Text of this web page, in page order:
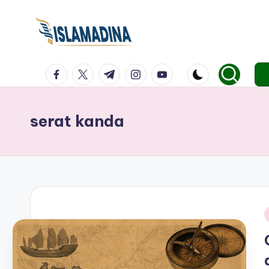
facebook.com
twitter.com
t.me instagram.com
youtube.com
serat kanda